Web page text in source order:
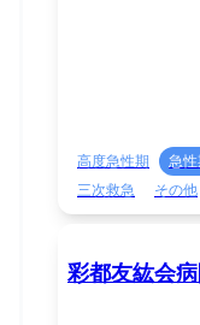
高度急性期 急
三次救急
その他
彩都友紘会